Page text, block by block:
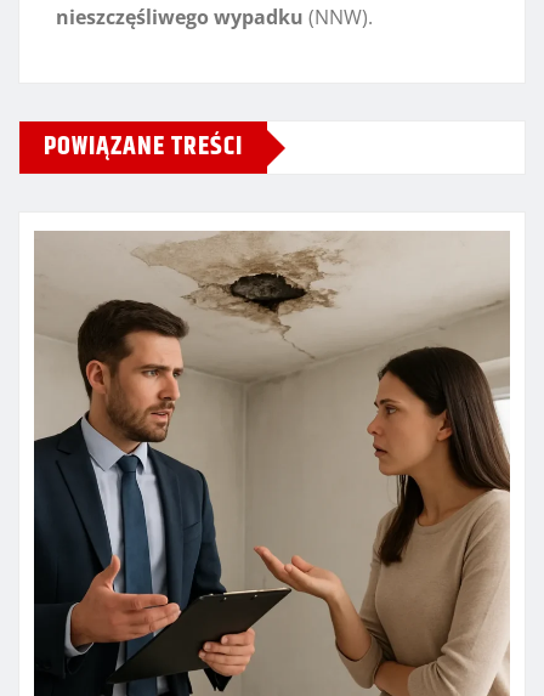
nieszczęśliwego wypadku (NNW).
POWIĄZANE TREŚCI